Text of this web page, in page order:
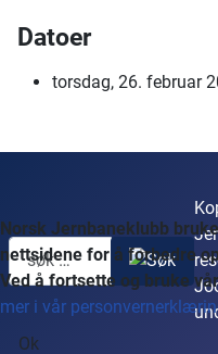
Datoer
torsdag, 26. februar
Norsk Jernbaneklubb
nettsidene for å forbedre
Ved å fortsette og bruke
mer i vår
Ok